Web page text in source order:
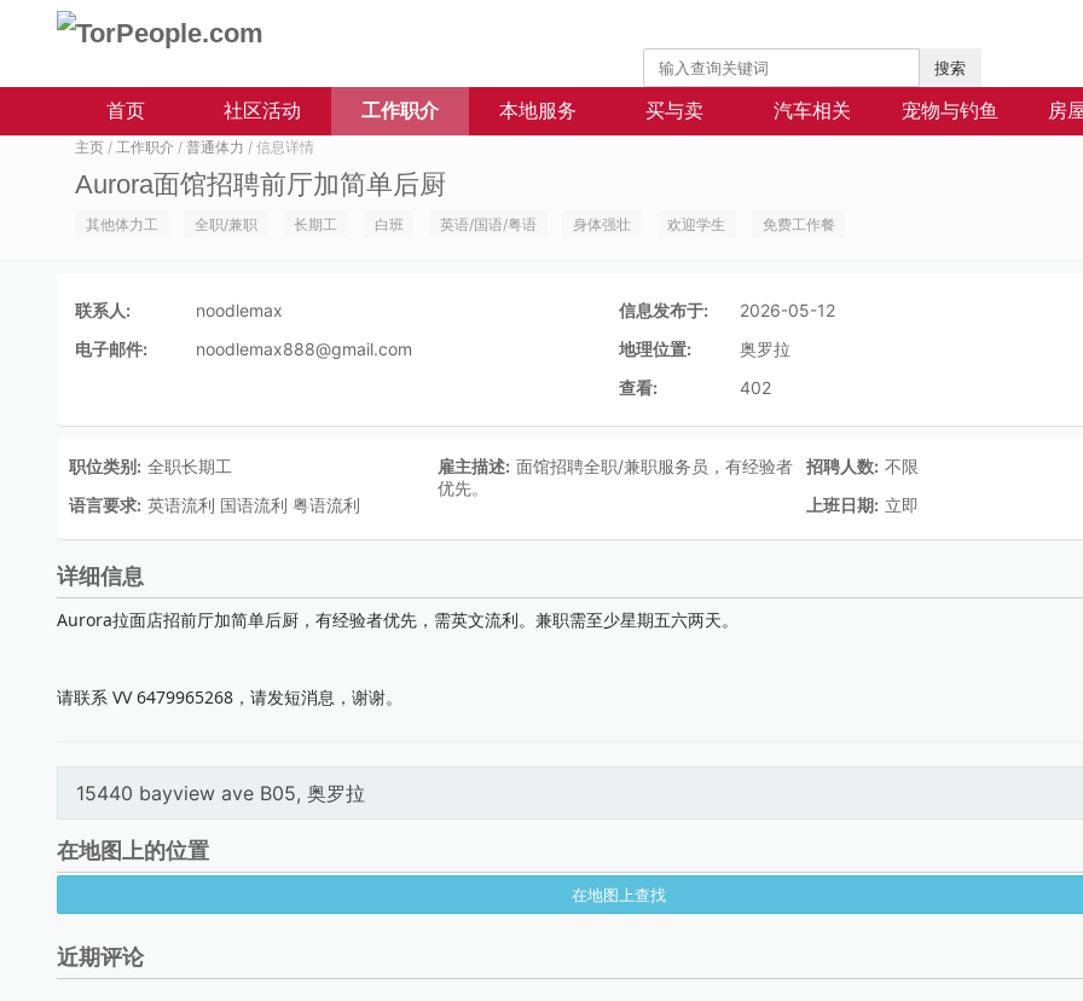
搜索
首页 社区活动 工作职介 本地服务 买与卖 汽车相关 宠物与钓鱼 房
主页 / 工作职介 / 普通体力 / 信息详情
Aurora面馆招聘前厅加简单后厨
其他体力工 全职/兼职 长期工 白班 英语/国语/粤语 身体强壮 欢迎学生 免费工作餐
联系人:
noodlemax
电子邮件:
noodlemax888@gmail.com
信息发布于:
2026-05-12
地理位置:
奥罗拉
查看:
402
职位类别: 全职长期工 雇主描述: 面馆招聘全职/兼职服务员，有经验者
优先。
招聘人数: 不限
语言要求: 英语流利 国语流利 粤语流利 上班日期: 立即
详细信息
Aurora拉面店招前厅加简单后厨，有经验者优先，需英文流利。兼职需至少星期五六两天。
请联系 VV 6479965268，请发短消息，谢谢。
15440 bayview ave B05, 奥罗拉
在地图上的位置
在地图上查找
近期评论